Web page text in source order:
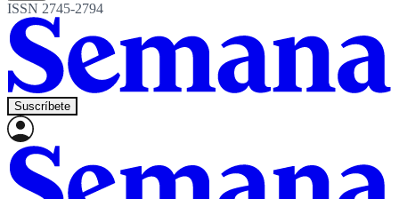
ISSN 2745-2794
Suscríbete